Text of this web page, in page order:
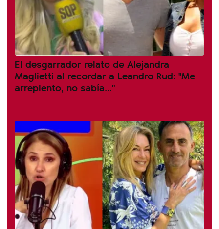
El desgarrador relato de Alejandra
Maglietti al recordar a Leandro Rud: "Me
arrepiento, no sabía..."